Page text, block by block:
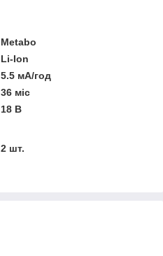
Metabo
Li-Ion
5.5 мА/год
36 міс
18 В
2 шт.